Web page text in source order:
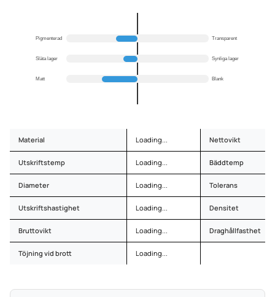
Pigmenterad Transparent
Släta lager Synliga lager
Matt Blank
Material Loading... Nettovikt
Utskriftstemp Loading... Bäddtemp
Diameter Loading... Tolerans
Utskriftshastighet Loading... Densitet
Bruttovikt Loading... Draghållfasthet
Töjning vid brott Loading...